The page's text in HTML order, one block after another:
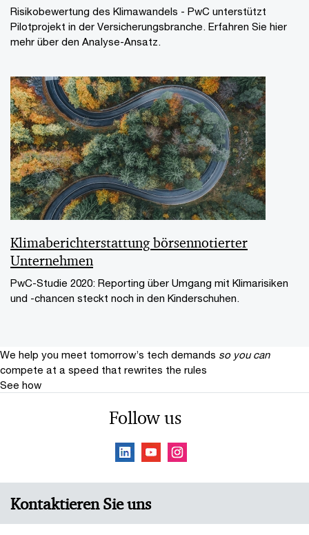
Risikobewertung des Klimawandels - PwC unterstützt
Pilotprojekt in der Versicherungsbranche. Erfahren Sie hier
mehr über den Analyse-Ansatz.
Klimaberichterstattung börsennotierter
Unternehmen
PwC-Studie 2020: Reporting über Umgang mit Klimarisiken
und -chancen steckt noch in den Kinderschuhen.
We help you meet tomorrow’s tech demands so you can
compete at a speed that rewrites the rules
See how
Follow us
Kontaktieren Sie uns